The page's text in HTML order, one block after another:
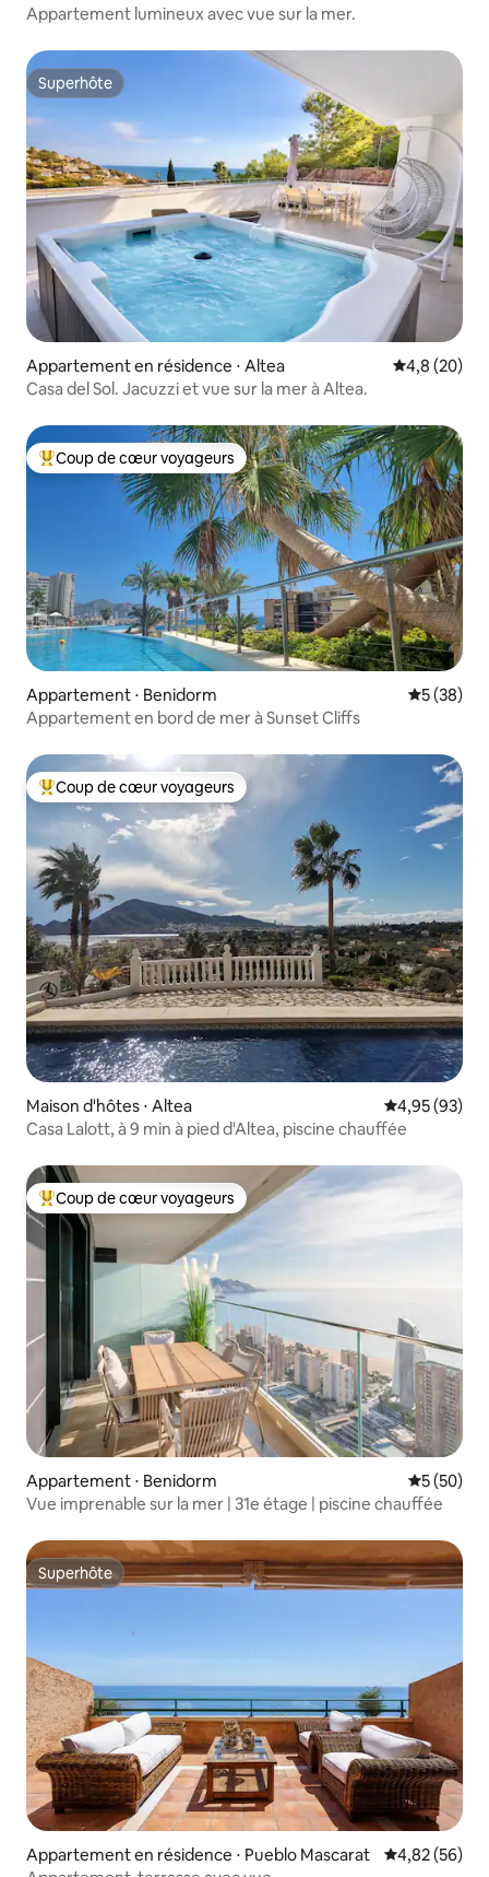
Appartement lumineux avec vue sur la mer.
Superhôte
Superhôte
Appartement en résidence ⋅ Altea Évaluation
4,8 (20)
Casa del Sol. Jacuzzi et vue sur la mer à Altea.
Coups de cœur voyageurs les plus appréciés
Coup de cœur voyageurs
Appartement ⋅ Benidorm
5 (38)
Appartement en bord de mer à Sunset Cliffs
Coups de cœur voyageurs les plus appréciés
Coup de cœur voyageurs
Maison d'hôtes ⋅ Altea Évaluation
4,95 (93)
Casa Lalott, à 9 min à pied d'Altea, piscine chauffée
Coups de cœur voyageurs les plus appréciés
Coup de cœur voyageurs
Appartement ⋅ Benidorm
5 (50)
Vue imprenable sur la mer | 31e étage | piscine chauffée
Superhôte
Superhôte
Appartement en résidence ⋅ Pueblo Mascarat Évaluation
4,82 (56)